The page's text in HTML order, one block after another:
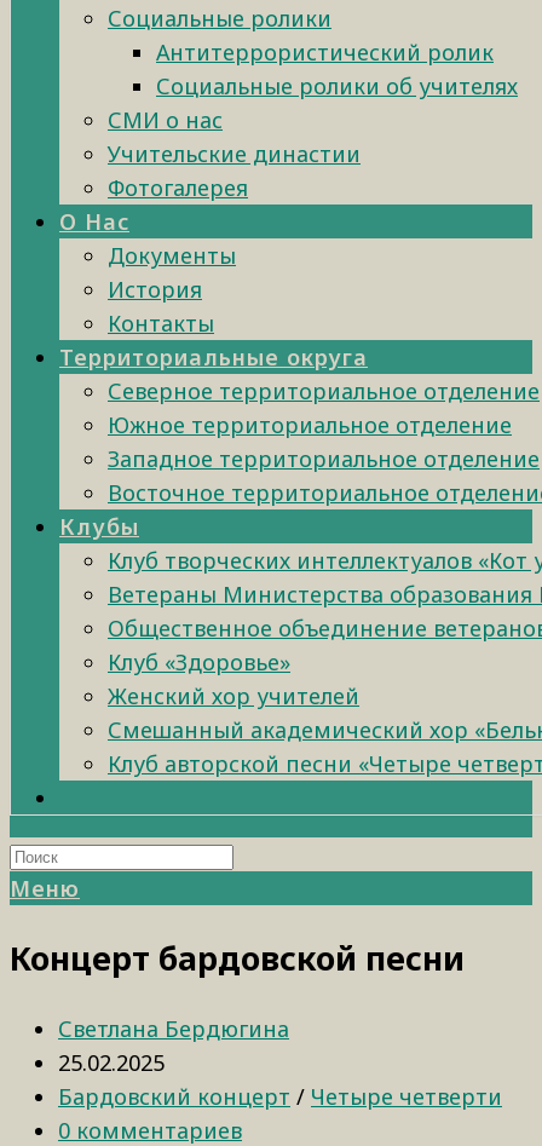
Социальные ролики
Антитеррористический ролик
Социальные ролики об учителях
СМИ о нас
Учительские династии
Фотогалерея
О Нас
Документы
История
Контакты
Территориальные округа
Северное территориальное отделение
Южное территориальное отделение
Западное территориальное отделение
Восточное территориальное
Клубы
Клуб творческих интеллектуалов «Кот
Ветераны Министерства образования
Общественное объединение
Клуб «Здоровье»
Женский хор учителей
Смешанный академический хор
Клуб авторской песни «Четыре
Меню
Концерт бардовской песни
Светлана Бердюгина
25.02.2025
Бардовский концерт / Четыре четверти
0 комментариев